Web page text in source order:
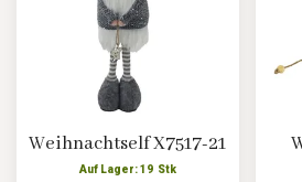
Weihnachtself X7517-21
Auf Lager: 19 Stk